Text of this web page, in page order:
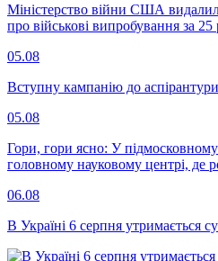
Міністерство війни США
про військові випробування за 25
05.08
Вступну кампанію до
05.08
Гори, гори ясно: У
головному науковому центрі, де
06.08
В Україні 6 серпня утримається